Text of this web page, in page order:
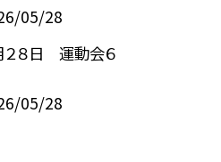
05/28
２８日 運動会６
05/28